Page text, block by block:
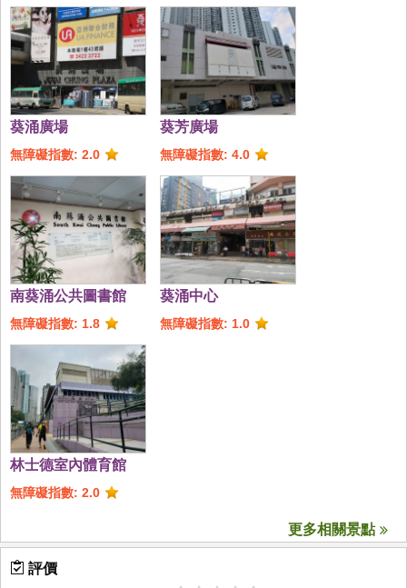
葵涌廣場
無障礙指數: 2.0
葵芳廣場
無障礙指數: 4.0
南葵涌公共圖書館
無障礙指數: 1.8
葵涌中心
無障礙指數: 1.0
林士德室內體育館
無障礙指數: 2.0
更多相關景點
評價